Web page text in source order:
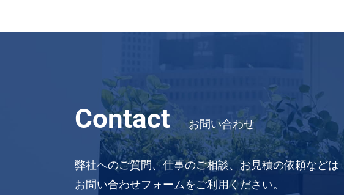
Contact お問い合わせ
弊社へのご質問、仕事のご相談、お見積の依頼などは
お問い合わせフォームをご利用ください。